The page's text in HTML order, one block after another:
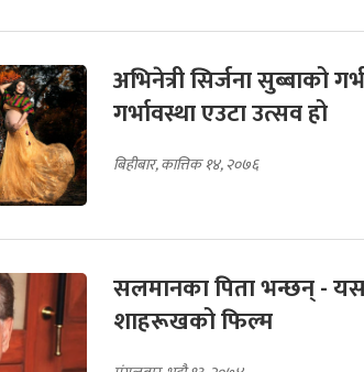
अभिनेत्री सिर्जना सुब्बाको
गर्भावस्था एउटा उत्सव हो
बिहीबार, कात्तिक १४, २०७६
सलमानका पिता भन्छन् -
शाहरूखको फिल्म